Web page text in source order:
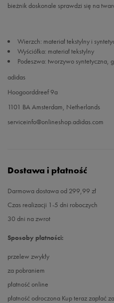
bieżnik doskonale sprawdzi się na
Wierzch: materiał tekstylny i
Wyściółka: materiał tekstylny
Podeszwa: tworzywo syntetyczna,
adidas
Hoogoorddreef 9a
1101 BA Amsterdam, Netherlands
serviceinfo@onlineshop.adidas.com
Dostawa i płatność
Darmowa dostawa od 299,99 zł
Czas realizacji 1-5 dni roboczych
30 dni na zwrot
Sposoby płatności:
przelew zwykły
za pobraniem
płatność online
płatność odroczona Kup teraz zapłać